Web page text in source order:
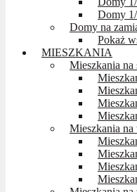
Domy
Domy na
Pokaż
MIESZKANIA
Mieszkania na
Mieszkania